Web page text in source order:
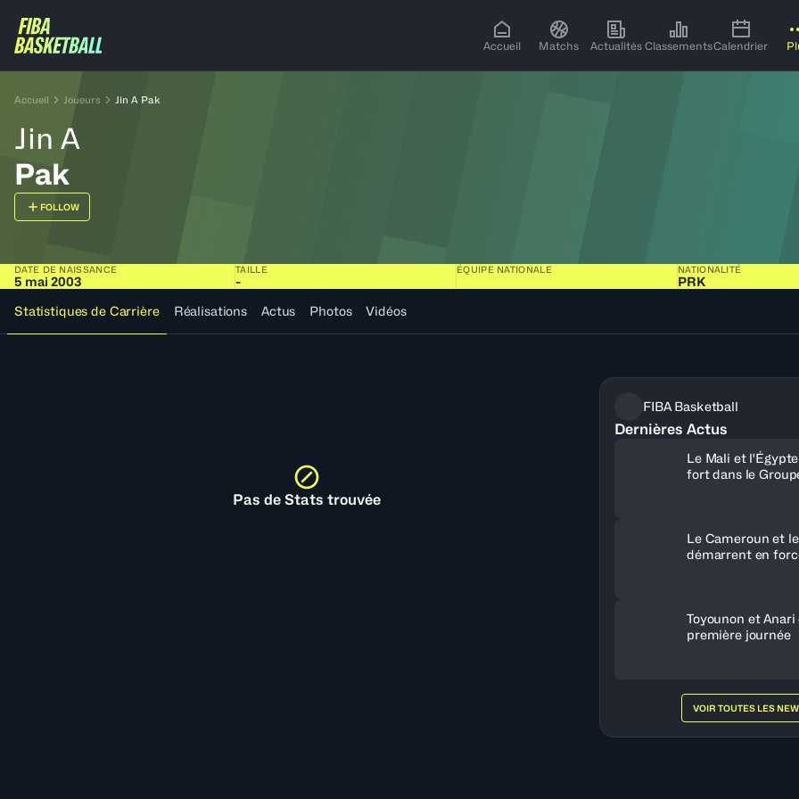
Accueil Matchs Actualités ClassementsCalendrier
Accueil Joueurs Jin A Pak
Jin A
Pak
FOLLOW
DATE DE NAISSANCE
5 mai 2003
TAILLE
-
ÉQUIPE NATIONALE NATIONALITÉ
PRK
Statistiques de Carrière
Réalisations Actus Photos Vidéos
Pas de Stats trouvée
FIBA Basketball
Dernières Actus
Le Mali et
fort dans le
Le Cameroun et
démarrent en
Toyounon et
première journée
VOIR TOUTES LES